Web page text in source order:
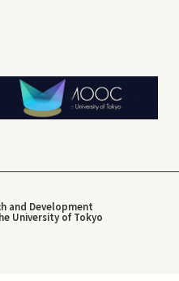
and Development
University of Tokyo